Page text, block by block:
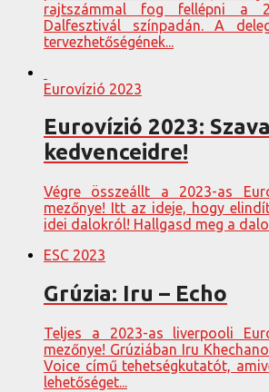
rajtszámmal fog fellépni a
Dalfesztivál színpadán. A
tervezhetőségének...
Eurovízió 2023
Eurovízió 2023:
kedvenceidre!
Végre összeállt a 2023-as
mezőnye! Itt az ideje, hogy
idei dalokról! Hallgasd meg a
ESC 2023
Grúzia: Iru – Echo
Teljes a 2023-as liverpooli
mezőnye! Grúziában Iru
Voice című tehetségkutatót,
lehetőséget...